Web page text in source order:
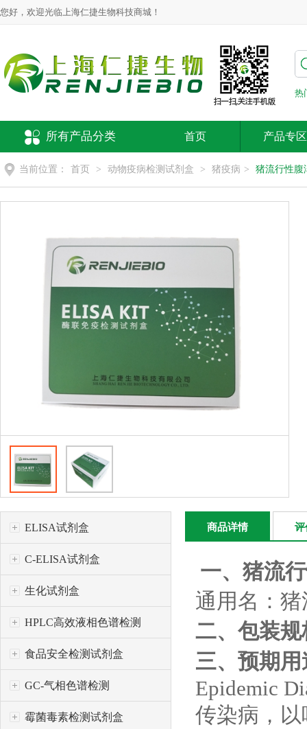
您好，欢迎光临上海仁捷生物科技商城！
热
所有产品分类 首页 产品专区
当前位置： 首页 > 动物疫病检测试剂盒 > 猪疫病 > 猪流行性腹
ELISA试剂盒
C-ELISA试剂盒
生化试剂盒
HPLC高效液相色谱检测
食品安全检测试剂盒
GC-气相色谱检测
霉菌毒素检测试剂盒
商品详情 评
一、猪流
通用名：
二、包装
三、预期用
Epidemic
传染病，